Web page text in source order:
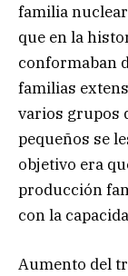
familia
que en la
conformaban
familias
varios grupos
pequeños se
objetivo era
producción
con la
Aumento del